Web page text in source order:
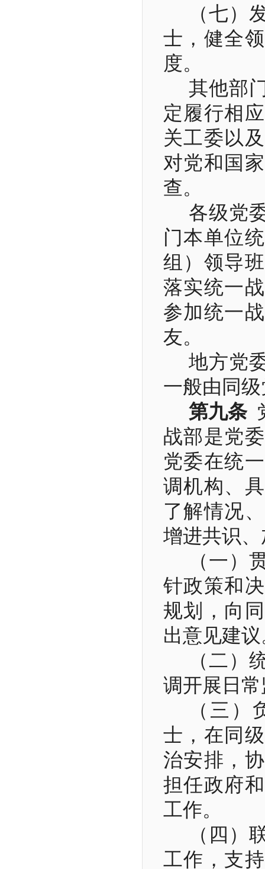
（七）
士，健全
度。
其他部
定履行相
关工委以
对党和国
查。
各级党
门本单位
组）领导
落实统一
参加统一
友。
地方党
一般由同
第九条
战部是党
党委在统
调机构、
了解情况
增进共识
（一）
针政策和
规划，向
出意见建
（二）
调开展日
（三
士，在同
治安排，
担任政府
工作。
（四）
工作，支